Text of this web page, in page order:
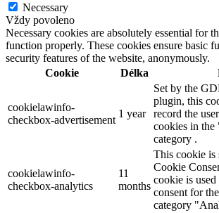
Necessary
Vždy povoleno
Necessary cookies are absolutely essential for
function properly. These cookies ensure basic
security features of the website, anonymously.
Cookie
Délka
cookielawinfo-
checkbox-advertisement
1 year
Set by the
plugin, this
record the
cookies in
category .
cookielawinfo-
checkbox-analytics
11
months
This cookie is
Cookie
cookie is used
consent for
category